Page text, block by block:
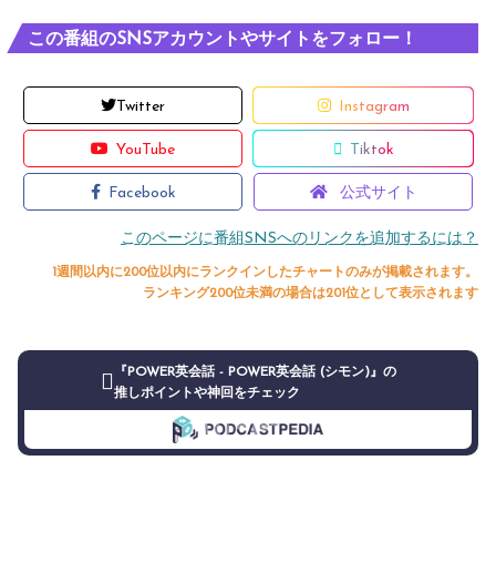
この番組のSNSアカウントやサイトをフォロー！
Twitter Instagram
YouTube Tiktok
Facebook 公式サイト
このページに番組SNSへのリンクを追加するには？
1週間以内に200位以内にランクインしたチャートのみが掲載されます。
ランキング200位未満の場合は201位として表示されます
『POWER英会話 - POWER英会話 (シモン)』の
推しポイントや神回をチェック